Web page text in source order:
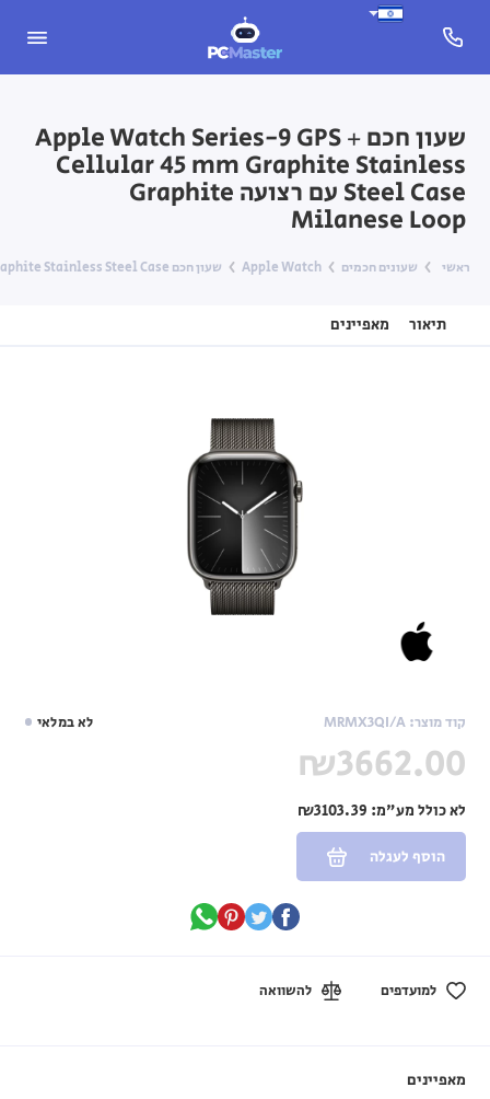
שעון חכם Apple Watch Series-9 GPS +
Cellular 45 mm Graphite Stainless
Steel Case עם רצועה Graphite
Milanese Loop
ראשי שעונים חכמים Apple Watch שעון חכם Apple Watch Series-9 GPS + Cellular 45 mm Graphite Stainless Steel Case עם רצועה Graphite Milanese Loop
תיאור מאפיינים
לא במלאי קוד מוצר: MRMX3QI/A
₪3662.00
לא כולל מע"מ:
הוסף לעגלה
למועדפים להשוואה
מאפיינים